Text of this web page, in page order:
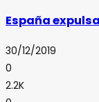
España
30/12/2019
0
2.2K